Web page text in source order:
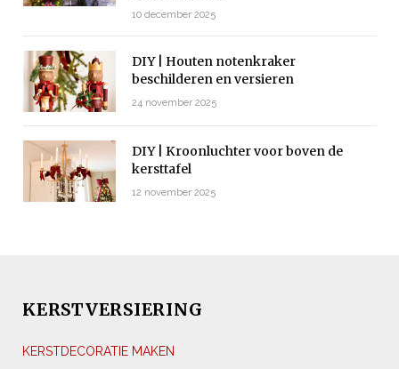
10 december 2025
DIY | Houten notenkraker
beschilderen en versieren
24 november 2025
DIY | Kroonluchter voor boven de
kersttafel
12 november 2025
KERSTVERSIERING
KERSTDECORATIE MAKEN